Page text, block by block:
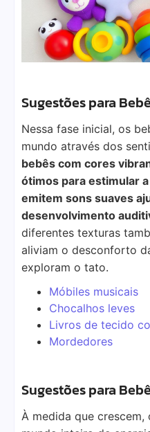
Sugestões para
Nessa fase inicial, os
mundo através dos
bebês com cores
ótimos para estimular
emitem sons suaves
desenvolvimento
diferentes texturas
aliviam o desconforto
exploram o tato.
Móbiles musicais
Chocalhos leves
Livros de tecido
Mordedores
Sugestões para
À medida que